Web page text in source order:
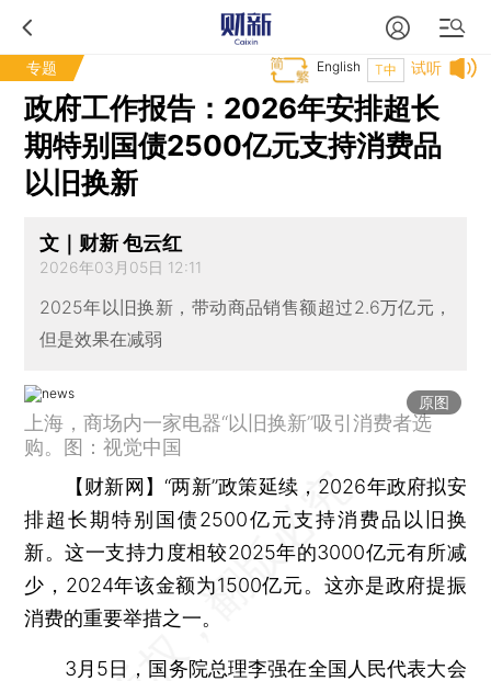
专题 试听
T中
English
政府工作报告：2026年安排超长
期特别国债2500亿元支持消费品
以旧换新
文｜财新 包云红
2026年03月05日 12:11
2025年以旧换新，带动商品销售额超过2.6万亿元，
但是效果在减弱
原图
上海，商场内一家电器“以旧换新”吸引消费者选
购。图：视觉中国
【财新网】“两新”政策延续，2026年政府拟安
排超长期特别国债2500亿元支持消费品以旧换
新。这一支持力度相较2025年的3000亿元有所减
少，2024年该金额为1500亿元。这亦是政府提振
消费的重要举措之一。
3月5日，国务院总理李强在全国人民代表大会